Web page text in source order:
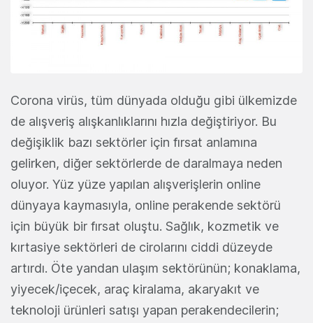
Corona virüs, tüm dünyada olduğu gibi ülkemizde
de alışveriş alışkanlıklarını hızla değiştiriyor. Bu
değişiklik bazı sektörler için fırsat anlamına
gelirken, diğer sektörlerde de daralmaya neden
oluyor. Yüz yüze yapılan alışverişlerin online
dünyaya kaymasıyla, online perakende sektörü
için büyük bir fırsat oluştu. Sağlık, kozmetik ve
kırtasiye sektörleri de cirolarını ciddi düzeyde
artırdı. Öte yandan ulaşım sektörünün; konaklama,
yiyecek/içecek, araç kiralama, akaryakıt ve
teknoloji ürünleri satışı yapan perakendecilerin;